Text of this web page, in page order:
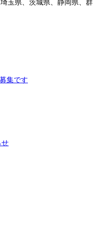
玉県、茨城県、静岡県、群
集です
せ